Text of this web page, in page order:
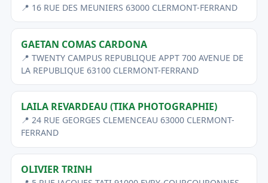
📍 16 RUE DES MEUNIERS 63000 CLERMONT-FERRAND
GAETAN COMAS CARDONA
📍 TWENTY CAMPUS REPUBLIQUE APPT 700 AVENUE DE
LA REPUBLIQUE 63100 CLERMONT-FERRAND
LAILA REVARDEAU (TIKA PHOTOGRAPHIE)
📍 24 RUE GEORGES CLEMENCEAU 63000 CLERMONT-
FERRAND
OLIVIER TRINH